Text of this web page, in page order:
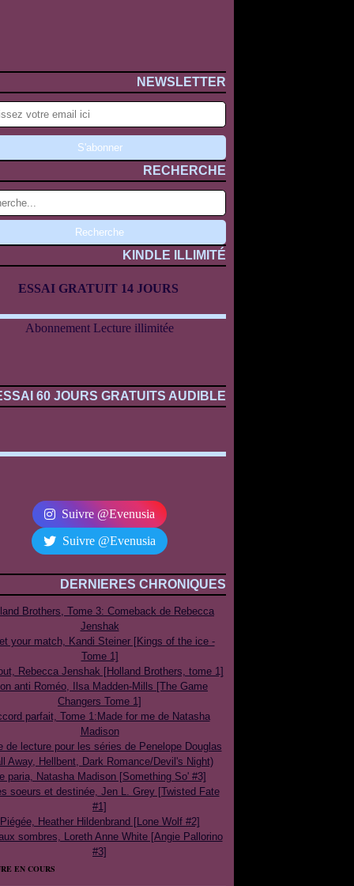
NEWSLETTER
RECHERCHE
KINDLE ILLIMITÉ
ESSAI GRATUIT 14 JOURS
Abonnement Lecture illimitée
60 JOURS GRATUITS AUDIBLE
Suivre @Evenusia
Suivre @Evenusia
DERNIERES CHRONIQUES
Brothers, Tome 3: Comeback de Rebecca
Jenshak
your match, Kandi Steiner [Kings of the ice -
Tome 1]
Rebecca Jenshak [Holland Brothers, tome 1]
anti Roméo, Ilsa Madden-Mills [The Game
Changers Tome 1]
parfait, Tome 1:Made for me de Natasha
Madison
de lecture pour les séries de Penelope Douglas
Away, Hellbent, Dark Romance/Devil's Night)
paria, Natasha Madison [Something So' #3]
soeurs et destinée, Jen L. Grey [Twisted Fate
#1]
Piégée, Heather Hildenbrand [Lone Wolf #2]
sombres, Loreth Anne White [Angie Pallorino
#3]
EN COURS